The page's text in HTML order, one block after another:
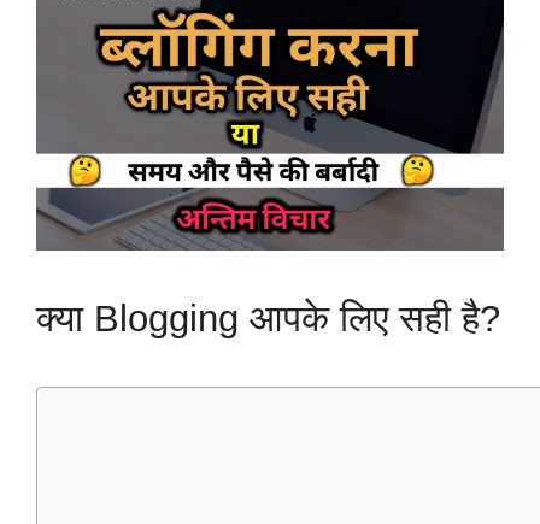
क्या Blogging आपके लिए सही है?